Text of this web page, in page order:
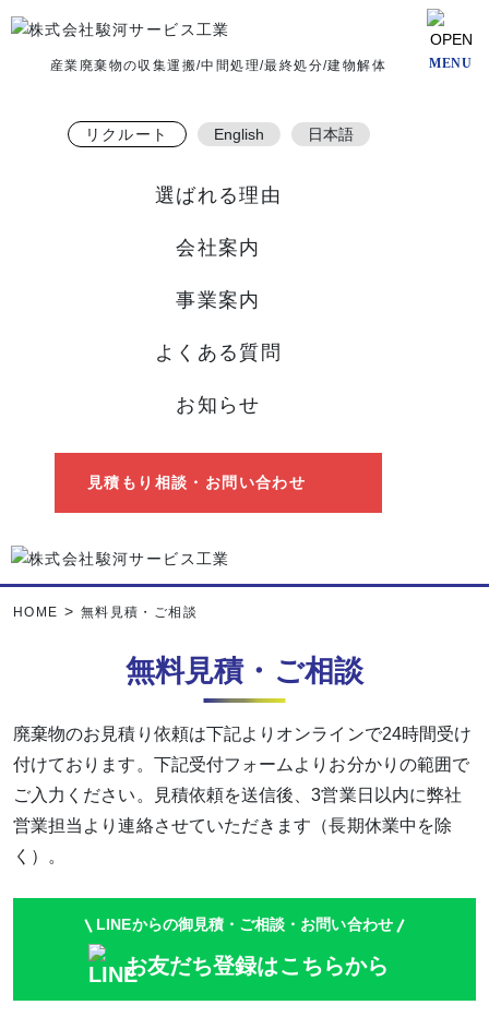
CLOSE
産業廃棄物の収集運搬/中間処理/最終処分/建物解体
リクルート English 日本語
選ばれる理由
会社案内
事業案内
よくある質問
お知らせ
見積もり相談 ・ お問い合わせ
MENU
HOME > 無料見積・ご相談
無料見積・ご相談
廃棄物のお見積り依頼は下記よりオンラインで24時間受け
付けております。 下記受付フォームよりお分かりの範囲で
ご入力ください。
見積依頼を送信後、3営業日以内に弊社
営業担当より連絡させていただきます（長期休業中を除
く）。
LINEからの御見積・ご相談 ・お問い合わせ
お友だち登録はこちらから